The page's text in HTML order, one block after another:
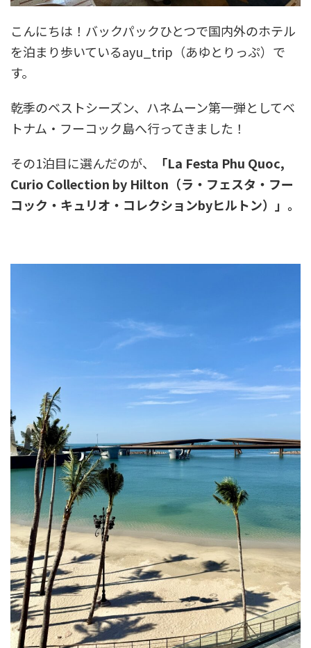
こんにちは！バックパックひとつで国内外のホテル
を泊まり歩いているayu_trip（あゆとりっぷ）で
す。
乾季のベストシーズン、ハネムーン第一弾としてベ
トナム・フーコック島へ行ってきました！
その1泊目に選んだのが、
「La Festa Phu Quoc,
Curio Collection by Hilton（ラ・フェスタ・フー
コック・キュリオ・コレクションbyヒルトン）」。